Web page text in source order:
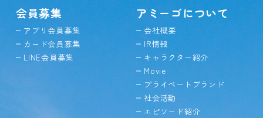
会員募集
アプリ会員募集
カード会員募集
LINE会員募集
アミーゴについて
会社概要
IR情報
キャラクター紹介
Movie
プライベートブランド
社会活動
エピソード紹介